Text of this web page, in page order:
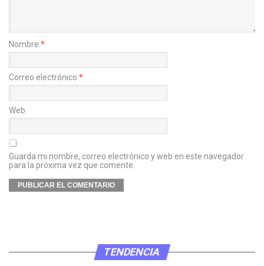
Nombre *
Correo electrónico *
Web
Guarda mi nombre, correo electrónico y web en este navegador
para la próxima vez que comente.
TENDENCIA